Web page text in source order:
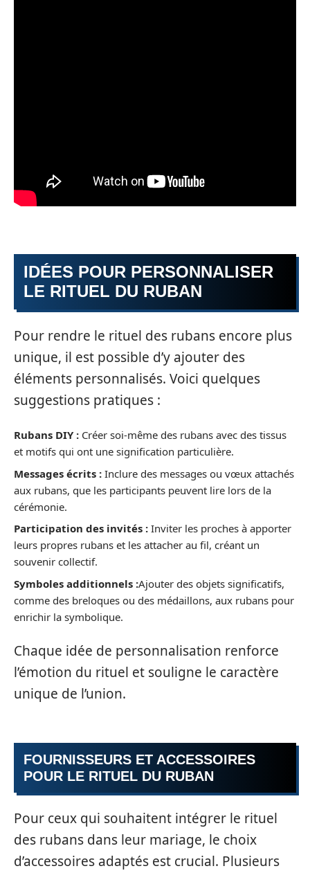
IDÉES POUR PERSONNALISER
LE RITUEL DU RUBAN
Pour rendre le rituel des rubans encore plus
unique, il est possible d’y ajouter des
éléments personnalisés. Voici quelques
suggestions pratiques :
Rubans DIY : Créer soi-même des rubans avec des tissus
et motifs qui ont une signification particulière.
Messages écrits : Inclure des messages ou vœux attachés
aux rubans, que les participants peuvent lire lors de la
cérémonie.
Participation des invités : Inviter les proches à apporter
leurs propres rubans et les attacher au fil, créant un
souvenir collectif.
Symboles additionnels :Ajouter des objets significatifs,
comme des breloques ou des médaillons, aux rubans pour
enrichir la symbolique.
Chaque idée de personnalisation renforce
l’émotion du rituel et souligne le caractère
unique de l’union.
FOURNISSEURS ET ACCESSOIRES
POUR LE RITUEL DU RUBAN
Pour ceux qui souhaitent intégrer le rituel
des rubans dans leur mariage, le choix
d’accessoires adaptés est crucial. Plusieurs